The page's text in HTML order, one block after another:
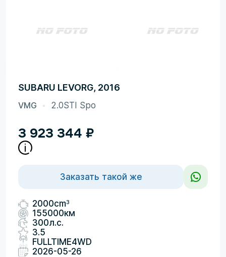
SUBARU LEVORG, 2016
VMG 2.0STI Spo
3 923 344 ₽
Заказать такой же
2000cm3
155000км
300л.с.
3.5
FULLTIME4WD
2026-05-26